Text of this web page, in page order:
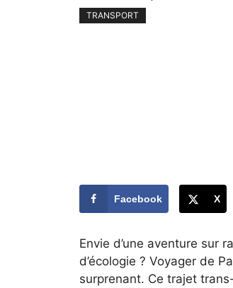
TRANSPORT
Facebook X
Envie d’une aventure sur
d’écologie ? Voyager de
surprenant. Ce trajet